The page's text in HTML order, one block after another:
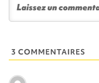
3 COMMENTAIRES